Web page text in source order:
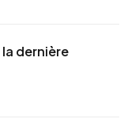
dernière